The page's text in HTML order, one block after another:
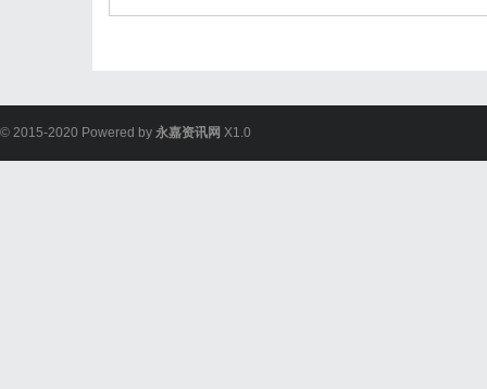
© 2015-2020 Powered by 永嘉资讯网 X1.0